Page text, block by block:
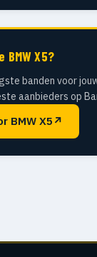
BMW X5?
banden voor
aanbieders op
BMW X5 ↗